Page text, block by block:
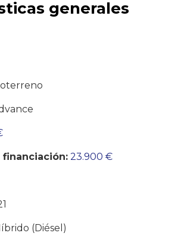
generales
financiación: 23.900 €
(Diésel)